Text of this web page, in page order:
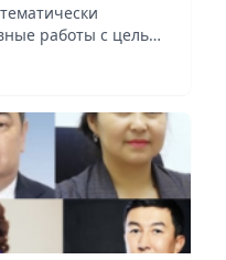
работы с целью
ситуации в регионе,